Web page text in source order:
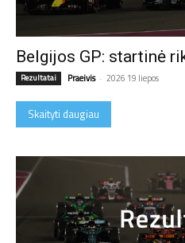
Belgijos GP: startinė
Rezultatai Praeivis - 2026 19 liepos
Skaityti daugiau